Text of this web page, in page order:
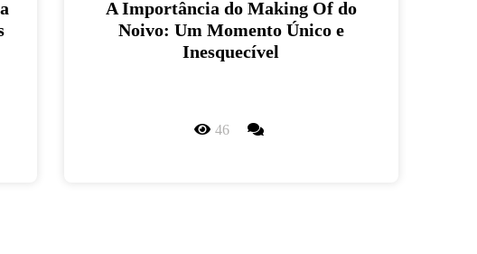
A Importância do Making Of do
Noivo: Um Momento Único e
Inesquecível
46